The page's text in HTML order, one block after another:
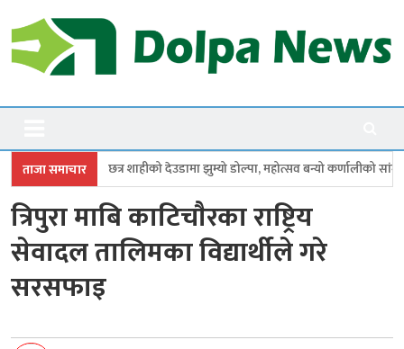
to
content
Dolpanews
ताजा समाचार
देउडामा झुम्यो डोल्पा, महोत्सव बन्यो कर्णालीको सांगीतिक उत्सव
त्रिपुरा माबि काटिचाैरका राष्ट्रिय
सेवादल तालिमका विद्यार्थीले गरे
सरसफाइ